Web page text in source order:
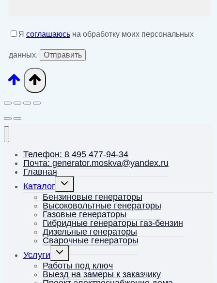
Я соглашаюсь на обработку моих персональных
данных.
Телефон: 8 495 477-94-34
Почта: generator.moskva@yandex.ru
Главная
Каталог
Переключить
дочернее
меню
Бензиновые генераторы
Высоковольтные генераторы
Газовые генераторы
Гибридные генераторы газ-бензин
Дизельные генераторы
Сварочные генераторы
Услуги
Переключить
дочернее
меню
Работы под ключ
Выезд на замеры к заказчику